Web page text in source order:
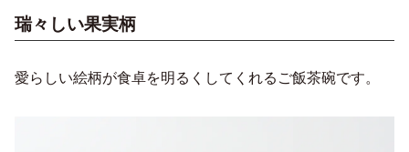
瑞々しい果実柄
愛らしい絵柄が食卓を明るくしてくれるご飯茶碗です。